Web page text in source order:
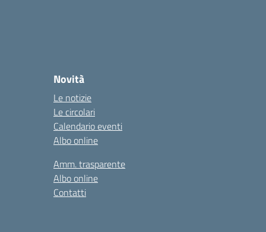
Novità
Le notizie
Le circolari
Calendario eventi
Albo online
Amm. trasparente
Albo online
Contatti